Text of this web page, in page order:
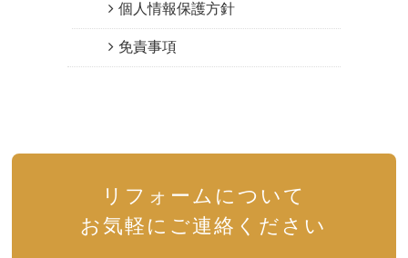
個人情報保護方針
免責事項
リフォームについて
お気軽にご連絡ください